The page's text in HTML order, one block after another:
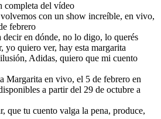
completa del vídeo
con un show increíble, en vivo,
febrero
decir en dónde, no lo digo, lo querés
yo quiero ver, hay esta margarita
Adidas, quiero que mi cuento
Margarita en vivo, el 5 de febrero en
a partir del 29 de octubre a
que tu cuento valga la pena, produce,